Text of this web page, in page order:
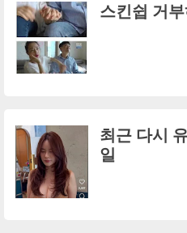
스킨쉽 거
최근 다시
일